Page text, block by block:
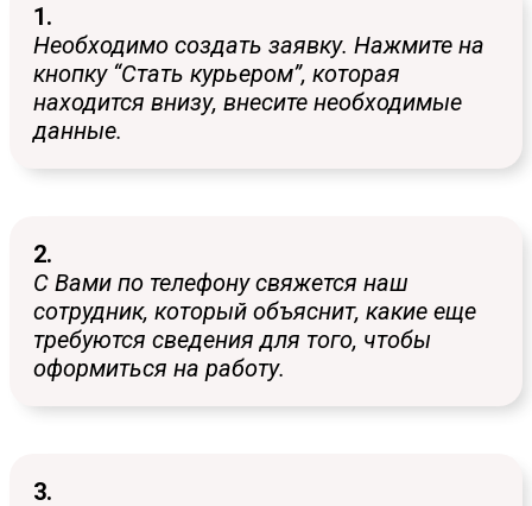
1.
Необходимо создать заявку. Нажмите на
кнопку “Стать курьером”, которая
находится внизу, внесите необходимые
данные.
2.
С Вами по телефону свяжется наш
сотрудник, который объяснит, какие еще
требуются сведения для того, чтобы
оформиться на работу.
3.